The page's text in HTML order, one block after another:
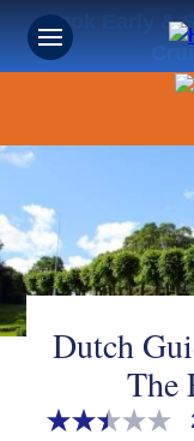
Book Early &
Dutch
The
2.5